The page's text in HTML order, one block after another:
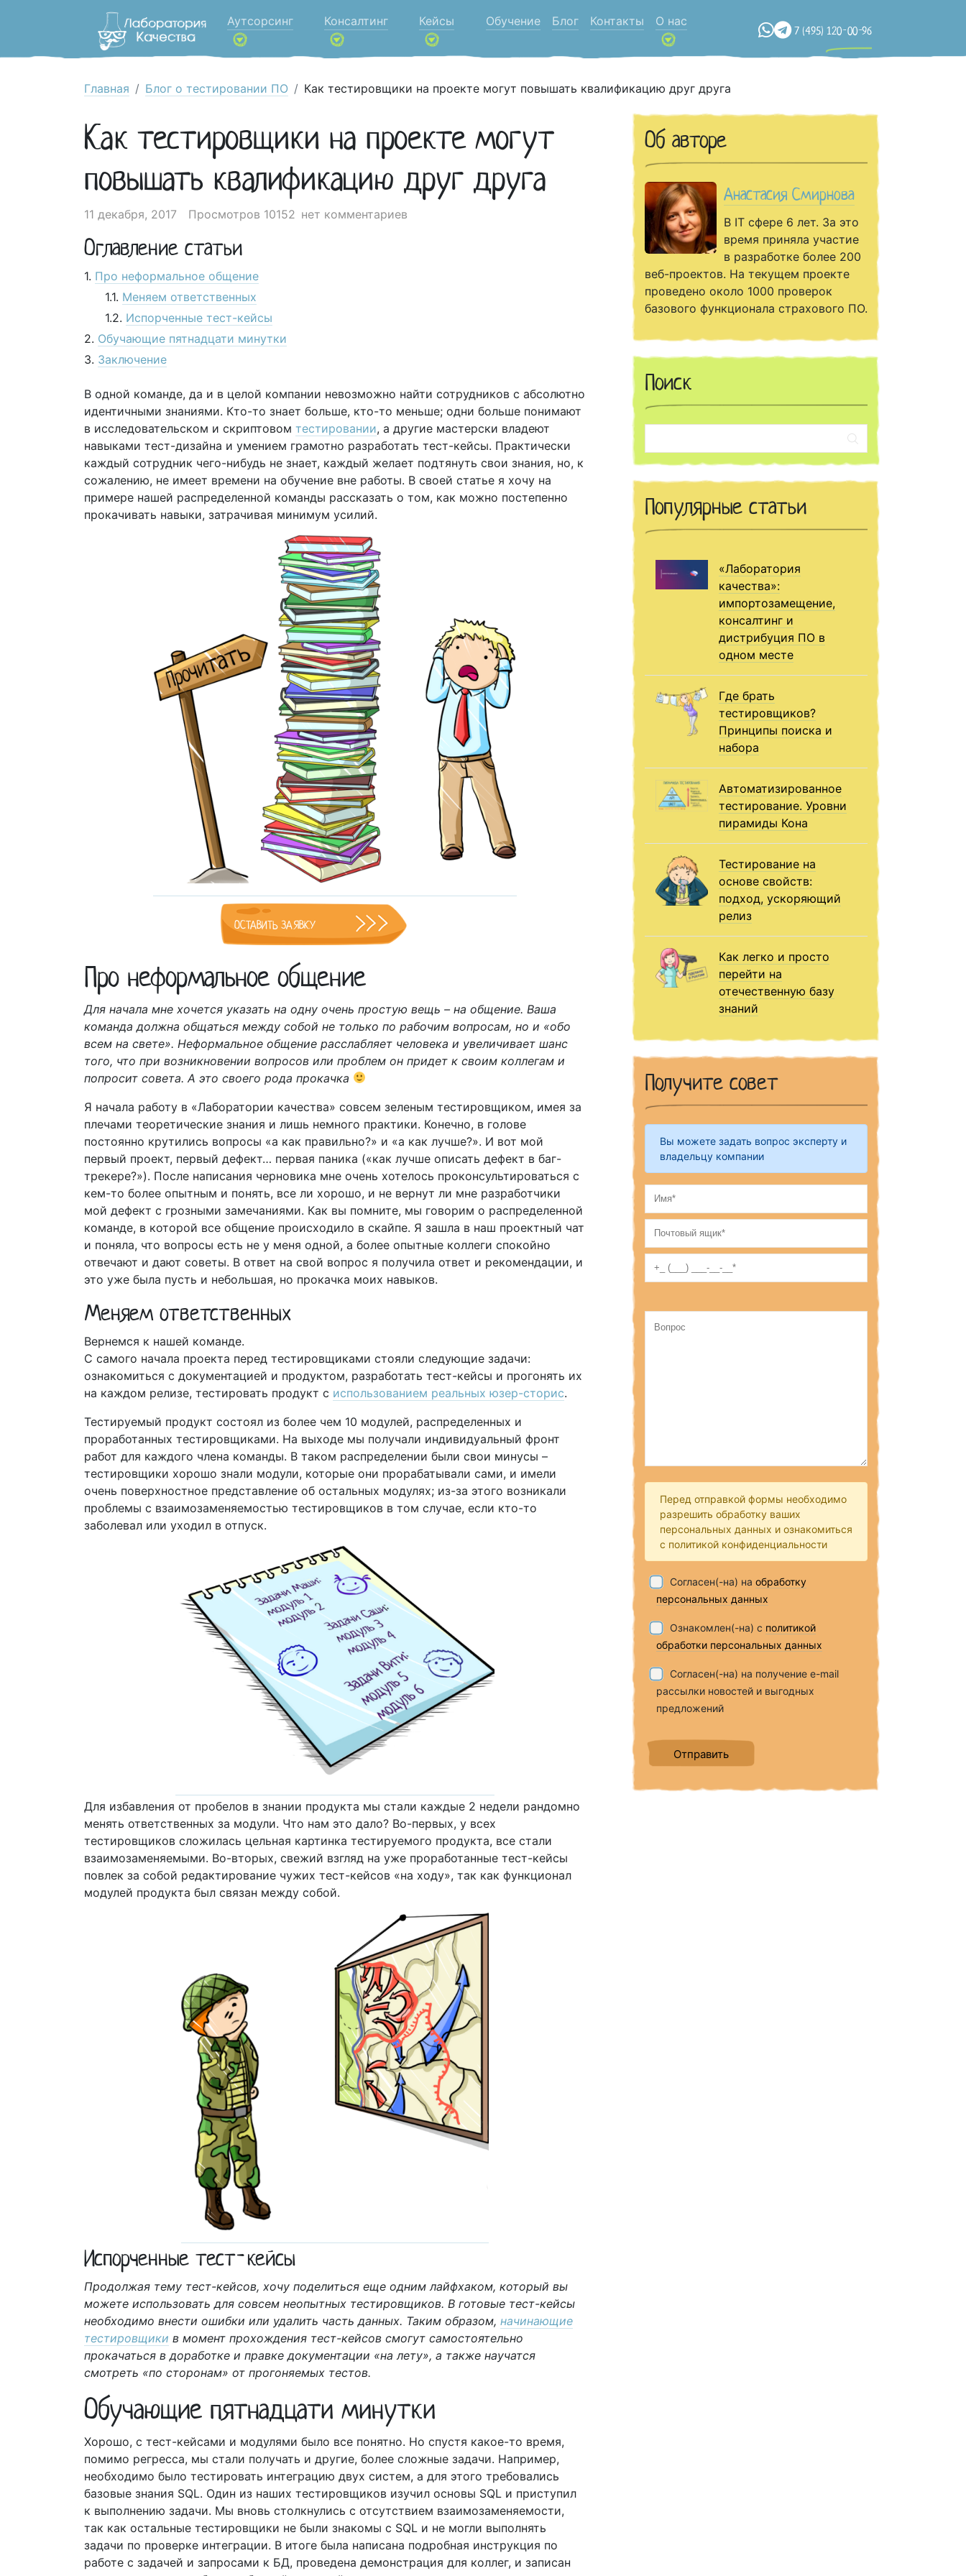
Аутсорсинг Консалтинг Кейсы Обучение Блог Контакты О нас
7 (495) 120-00-96
Главная Блог о тестировании ПО Как тестировщики на проекте могут повышать квалификацию друг друга
Как тестировщики на проекте могут
повышать квалификацию друг друга
11 декабря, 2017 Просмотров 10152 нет комментариев
Оглавление статьи
Про неформальное общение
Меняем ответственных
Испорченные тест-кейсы
Обучающие пятнадцати минутки
Заключение
В одной команде, да и в целой компании невозможно найти сотрудников с абсолютно
идентичными знаниями. Кто-то знает больше, кто-то меньше; одни больше понимают
в исследовательском и скриптовом тестировании, а другие мастерски владеют
навыками тест-дизайна и умением грамотно разработать тест-кейсы. Практически
каждый сотрудник чего-нибудь не знает, каждый желает подтянуть свои знания, но, к
сожалению, не имеет времени на обучение вне работы. В своей статье я хочу на
примере нашей распределенной команды рассказать о том, как можно постепенно
прокачивать навыки, затрачивая минимум усилий.
ОСТАВИТЬ ЗАЯВКУ
Про неформальное общение
Для начала мне хочется указать на одну очень простую вещь – на общение. Ваша
команда должна общаться между собой не только по рабочим вопросам, но и «обо
всем на свете». Неформальное общение расслабляет человека и увеличивает шанс
того, что при возникновении вопросов или проблем он придет к своим коллегам и
попросит совета. А это своего рода прокачка
Я начала работу в «Лаборатории качества» совсем зеленым тестировщиком, имея за
плечами теоретические знания и лишь немного практики. Конечно, в голове
постоянно крутились вопросы «а как правильно?» и «а как лучше?». И вот мой
первый проект, первый дефект… первая паника («как лучше описать дефект в баг-
трекере?»). После написания черновика мне очень хотелось проконсультироваться с
кем-то более опытным и понять, все ли хорошо, и не вернут ли мне разработчики
мой дефект с грозными замечаниями. Как вы помните, мы говорим о распределенной
команде, в которой все общение происходило в скайпе. Я зашла в наш проектный чат
и поняла, что вопросы есть не у меня одной, а более опытные коллеги спокойно
отвечают и дают советы. В ответ на свой вопрос я получила ответ и рекомендации, и
это уже была пусть и небольшая, но прокачка моих навыков.
Меняем ответственных
Вернемся к нашей команде.
С самого начала проекта перед тестировщиками стояли следующие задачи:
ознакомиться с документацией и продуктом, разработать тест-кейсы и прогонять их
на каждом релизе, тестировать продукт с использованием реальных юзер-сторис.
Тестируемый продукт состоял из более чем 10 модулей, распределенных и
проработанных тестировщиками. На выходе мы получали индивидуальный фронт
работ для каждого члена команды. В таком распределении были свои минусы –
тестировщики хорошо знали модули, которые они прорабатывали сами, и имели
очень поверхностное представление об остальных модулях; из-за этого возникали
проблемы с взаимозаменяемостью тестировщиков в том случае, если кто-то
заболевал или уходил в отпуск.
Для избавления от пробелов в знании продукта мы стали каждые 2 недели рандомно
менять ответственных за модули. Что нам это дало? Во-первых, у всех
тестировщиков сложилась цельная картинка тестируемого продукта, все стали
взаимозаменяемыми. Во-вторых, свежий взгляд на уже проработанные тест-кейсы
повлек за собой редактирование чужих тест-кейсов «на ходу», так как функционал
модулей продукта был связан между собой.
Испорченные тест-кейсы
Продолжая тему тест-кейсов, хочу поделиться еще одним лайфхаком, который вы
можете использовать для совсем неопытных тестировщиков. В готовые тест-кейсы
необходимо внести ошибки или удалить часть данных. Таким образом, начинающие
тестировщики в момент прохождения тест-кейсов смогут самостоятельно
прокачаться в доработке и правке документации «на лету», а также научатся
смотреть «по сторонам» от прогоняемых тестов.
Обучающие пятнадцати минутки
Хорошо, с тест-кейсами и модулями было все понятно. Но спустя какое-то время,
помимо регресса, мы стали получать и другие, более сложные задачи. Например,
необходимо было тестировать интеграцию двух систем, а для этого требовались
базовые знания SQL. Один из наших тестировщиков изучил основы SQL и приступил
к выполнению задачи. Мы вновь столкнулись с отсутствием взаимозаменяемости,
так как остальные тестировщики не были знакомы с SQL и не могли выполнять
задачи по проверке интеграции. В итоге была написана подробная инструкция по
работе с задачей и запросами к БД, проведена демонстрация для коллег, и записан
Об авторе
Анастасия Смирнова
В IT сфере 6 лет. За это
время приняла участие
в разработке более 200
веб-проектов. На текущем проекте
проведено около 1000 проверок
базового функционала страхового ПО.
Поиск
Популярные статьи
«Лаборатория
качества»:
импортозамещение,
консалтинг и
дистрибуция ПО в
одном месте
Где брать
тестировщиков?
Принципы поиска и
набора
Автоматизированное
тестирование. Уровни
пирамиды Кона
Тестирование на
основе свойств:
подход, ускоряющий
релиз
Как легко и просто
перейти на
отечественную базу
знаний
Получите совет
Вы можете задать вопрос эксперту и
владельцу компании
Перед отправкой формы необходимо
разрешить обработку ваших
персональных данных и ознакомиться
с политикой конфиденциальности
Согласен(-на) на обработку
персональных данных
Ознакомлен(-на) с политикой
обработки персональных данных
Согласен(-на) на получение e-mail
рассылки новостей и выгодных
предложений